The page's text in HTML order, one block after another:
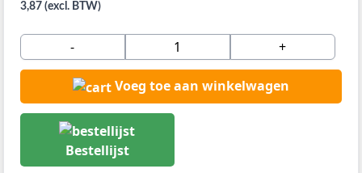
3,87 (excl. BTW)
- +
Voeg toe aan winkelwagen
Bestellijst